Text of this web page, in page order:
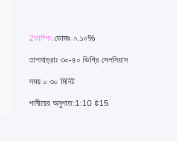
2ডাম্পিং:ডোজঃ ০.১০%
তাপমাত্রাঃ ৩০-৪০ ডিগ্রি সেলসিয়াস
সময় ০.৩০ মিনিট
পানীয়ের অনুপাত:1:10 ¢15